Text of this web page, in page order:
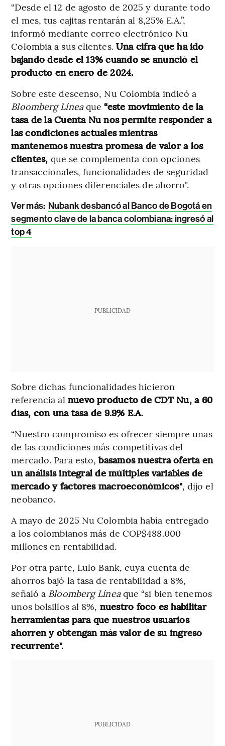
“Desde el 12 de agosto de 2025 y durante todo
el mes, tus cajitas rentarán al 8,25% E.A.”,
informó mediante correo electrónico Nu
Colombia a sus clientes. Una cifra que ha ido
bajando desde el 13% cuando se anunció el
producto en enero de 2024.
Sobre este descenso, Nu Colombia indicó a
Bloomberg Líneaque“este movimiento de la
tasa de la Cuenta Nu nos permite responder a
las condiciones actuales mientras
mantenemos nuestra promesa de valor a los
clientes, que se complementa con opciones
transaccionales, funcionalidades de seguridad
y otras opciones diferenciales de ahorro".
Ver más: Nubank desbancó al Banco de Bogotá en
segmento clave de la banca colombiana: ingresó al
top 4
PUBLICIDAD
Sobre dichas funcionalidades hicieron
referencia al nuevo producto de CDT Nu, a 60
días, con una tasa de 9.9% E.A.
“Nuestro compromiso es ofrecer siempre unas
de las condiciones más competitivas del
mercado. Para esto,basamos nuestra oferta en
un análisis integral de múltiples variables de
mercado y factores macroeconómicos", dijo el
neobanco.
A mayo de 2025 Nu Colombia había entregado
a los colombianos más de COP$488.000
millones en rentabilidad.
Por otra parte, Lulo Bank, cuya cuenta de
ahorros bajó la tasa de rentabilidad a 8%,
señaló a Bloomberg Líneaque “si bien tenemos
unos bolsillos al 8%, nuestro foco es habilitar
herramientas para que nuestros usuarios
ahorren y obtengan más valor de su ingreso
recurrente".
PUBLICIDAD